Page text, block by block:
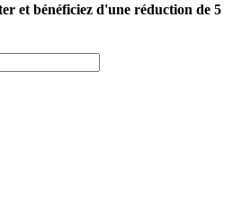
et bénéficiez d'une réduction de 5